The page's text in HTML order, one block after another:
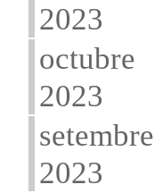
2023
octubre
2023
setembre
2023